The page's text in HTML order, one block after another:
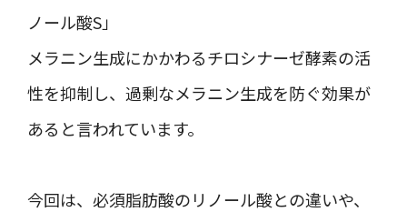
ノール酸S」
メラニン生成にかかわるチロシナーゼ酵素の活
性を抑制し、過剰なメラニン生成を防ぐ効果が
あると言われています。
今回は、必須脂肪酸のリノール酸との違いや、